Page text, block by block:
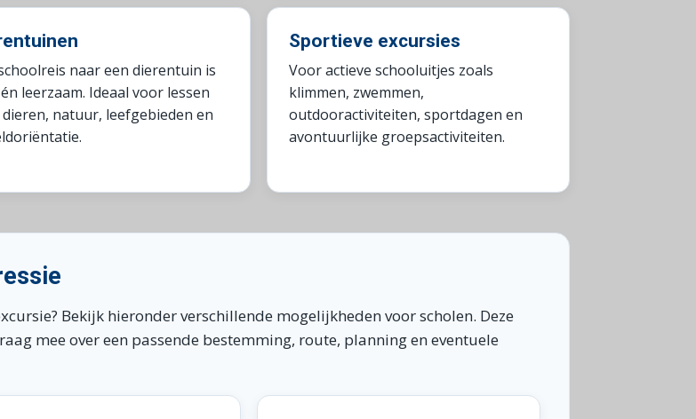
naar een dierentuin is
leerzaam. Ideaal voor lessen
natuur, leefgebieden en
Sportieve excursies
Voor actieve schooluitjes zoals
klimmen, zwemmen,
outdooractiviteiten, sportdagen en
avontuurlijke groepsactiviteiten.
Bekijk hieronder verschillende mogelijkheden voor scholen. Deze
mee over een passende bestemming, route, planning en eventuele